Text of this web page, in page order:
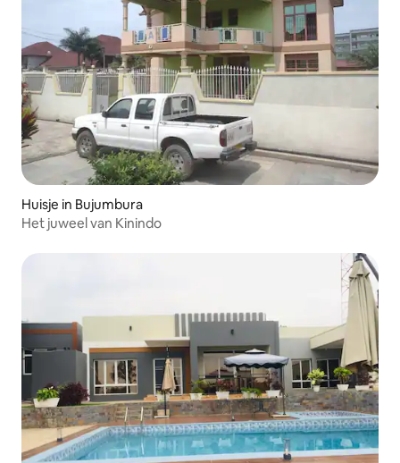
Huisje in Bujumbura
Het juweel van Kinindo